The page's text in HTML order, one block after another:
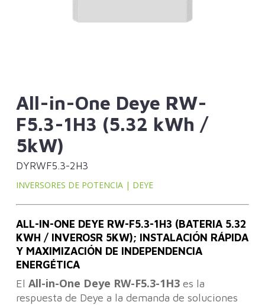
All-in-One Deye RW-
F5.3-1H3 (5.32 kWh /
5kW)
DYRWF5.3-2H3
INVERSORES DE POTENCIA | DEYE
ALL-IN-ONE DEYE RW-F5.3-1H3 (BATERIA 5.32
KWH / INVEROSR 5KW); INSTALACIÓN RÁPIDA
Y MAXIMIZACIÓN DE INDEPENDENCIA
ENERGÉTICA
El All-in-One Deye RW-F5.3-1H3es la
respuesta de Deye a la demanda de soluciones